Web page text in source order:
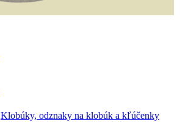
Klobúky, odznaky na klobúk a kľúčenky